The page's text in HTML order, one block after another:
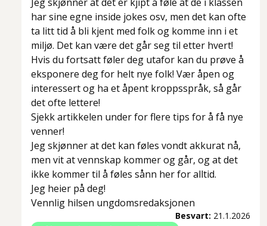
har sine egne inside jokes osv, men det kan ofte
ta litt tid å bli kjent med folk og komme inn i et
miljø. Det kan være det går seg til etter hvert!
Hvis du fortsatt føler deg utafor kan du prøve å
eksponere deg for helt nye folk! Vær åpen og
interessert og ha et åpent kroppsspråk, så går
det ofte lettere!
Sjekk artikkelen under for flere tips for å få nye
venner!
Jeg skjønner at det kan føles vondt akkurat nå,
men vit at vennskap kommer og går, og at det
ikke kommer til å føles sånn her for alltid.
Jeg heier på deg!
Vennlig hilsen ungdomsredaksjonen
Besvart: 21.1.2026